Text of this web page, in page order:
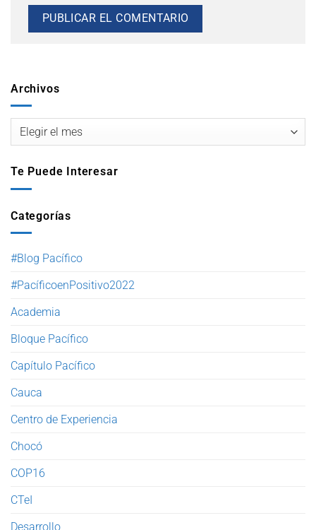
Archivos
Te Puede Interesar
Categorías
#Blog Pacífico
#PacíficoenPositivo2022
Academia
Bloque Pacífico
Capítulo Pacífico
Cauca
Centro de Experiencia
Chocó
COP16
CTeI
Desarrollo